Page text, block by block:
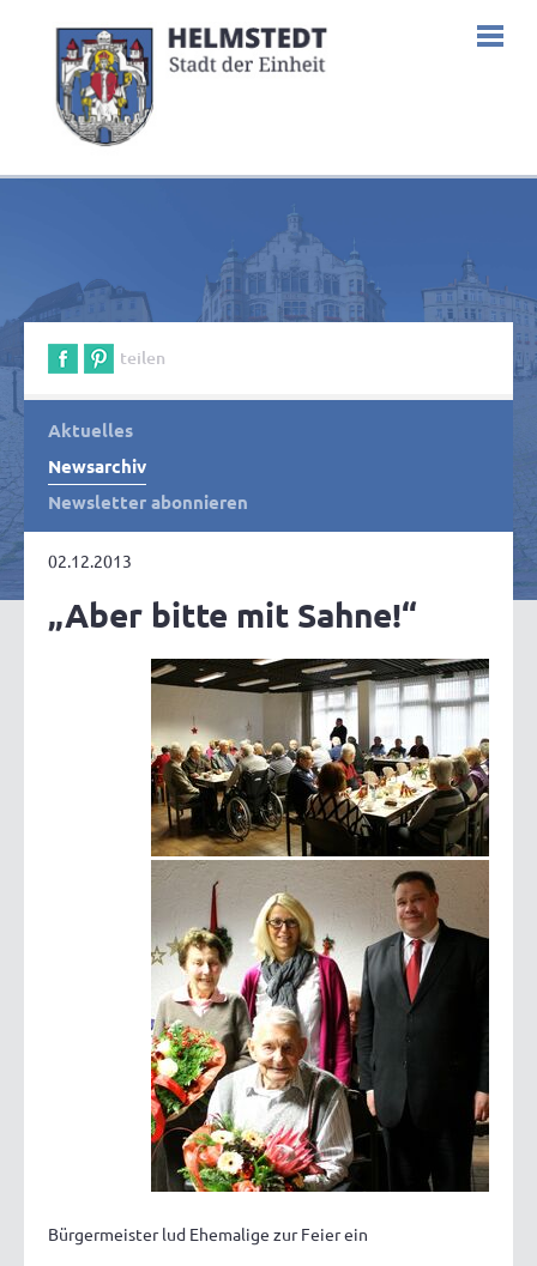
teilen
Aktuelles
Newsarchiv
Newsletter abonnieren
02.12.2013
„Aber bitte mit Sahne!“
Bürgermeister lud Ehemalige zur Feier ein